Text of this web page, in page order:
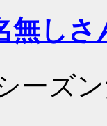
無しさ
ーズ